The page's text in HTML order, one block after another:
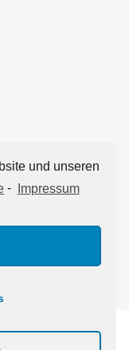
und unseren
- Impressum